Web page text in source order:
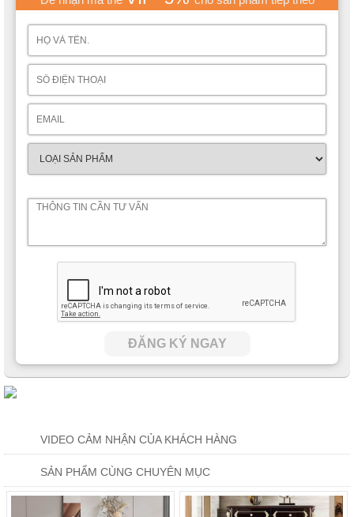
ĐĂNG KÝ NGAY
VIDEO CẢM NHẬN CỦA KHÁCH HÀNG
SẢN PHẨM CÙNG CHUYÊN MỤC